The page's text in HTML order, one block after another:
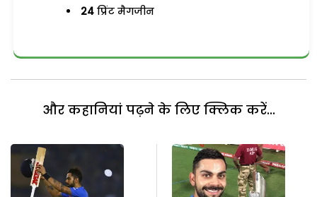
24 प्रिंट मैगजीन
और कहानियां पढ़ने के लिए क्लिक करें...